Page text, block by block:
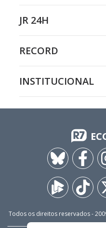
JR 24H
RECORD
INSTITUCIONAL
Todos os direitos reservados -